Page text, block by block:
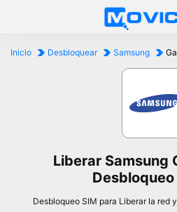
Inicio Desbloquear Samsung
Liberar Samsung
Desbloqueo SIM para Liberar la red